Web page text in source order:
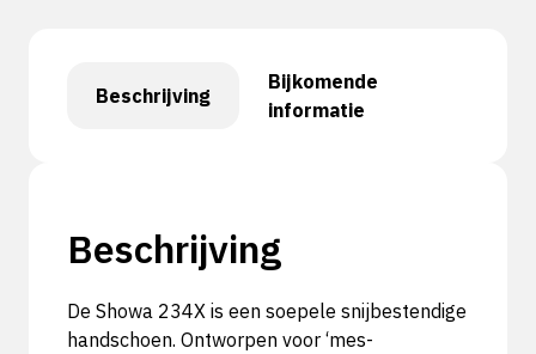
Beschrijving
Bijkomende
informatie
Beschrijving
De Showa 234X is een soepele snijbestendige
handschoen. Ontworpen voor ‘mes-